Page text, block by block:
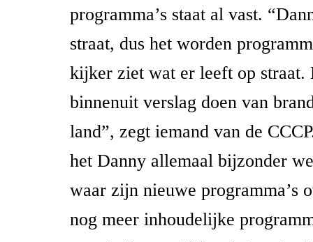
programma’s staat al vast.
straat, dus het worden
kijker ziet wat er leeft op straat.
binnenuit verslag doen van
land”, zegt iemand van de
het Danny allemaal bijzonder
waar zijn nieuwe programma’s
nog meer inhoudelijke